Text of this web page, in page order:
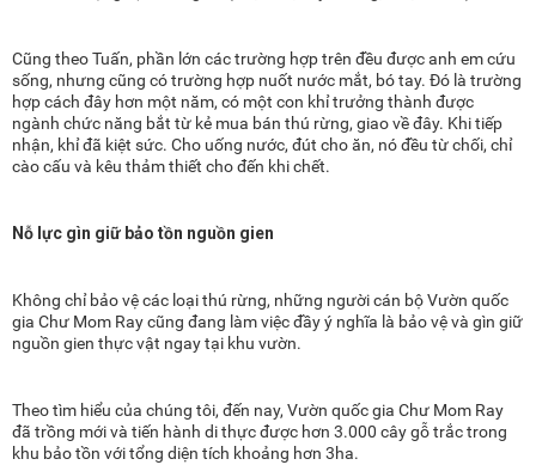
Cũng theo Tuấn, phần lớn các trường hợp trên đều được anh em cứu
sống, nhưng cũng có trường hợp nuốt nước mắt, bó tay. Đó là trường
hợp cách đây hơn một năm, có một con khỉ trưởng thành được
ngành chức năng bắt từ kẻ mua bán thú rừng, giao về đây. Khi tiếp
nhận, khỉ đã kiệt sức. Cho uống nước, đút cho ăn, nó đều từ chối, chỉ
cào cấu và kêu thảm thiết cho đến khi chết.
Nỗ lực gìn giữ bảo tồn nguồn gien
Không chỉ bảo vệ các loại thú rừng, những người cán bộ Vườn quốc
gia Chư Mom Ray cũng đang làm việc đầy ý nghĩa là bảo vệ và gìn giữ
nguồn gien thực vật ngay tại khu vườn.
Theo tìm hiểu của chúng tôi, đến nay, Vườn quốc gia Chư Mom Ray
đã trồng mới và tiến hành di thực được hơn 3.000 cây gỗ trắc trong
khu bảo tồn với tổng diện tích khoảng hơn 3ha.